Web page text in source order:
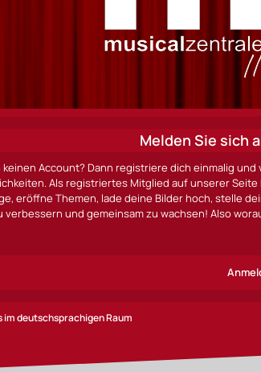
Melden Sie sich
Account? Dann registriere dich einmalig
Als registriertes Mitglied auf unserer
eröffne Themen, lade deine Bilder hoch, stelle
verbessern und gemeinsam zu wachsen! Also
im deutschsprachigen Raum